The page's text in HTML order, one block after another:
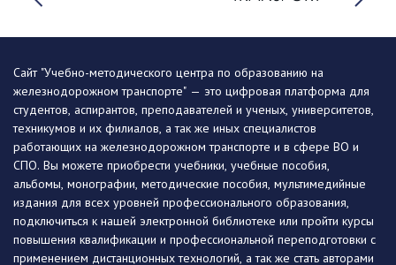
Сайт "Учебно-методического центра по образованию на
железнодорожном транспорте" — это цифровая платформа для
студентов, аспирантов, преподавателей и ученых, университетов,
техникумов и их филиалов, а так же иных специалистов
работающих на железнодорожном транспорте и в сфере ВО и
СПО. Вы можете приобрести учебники, учебные пособия,
альбомы, монографии, методические пособия, мультимедийные
издания для всех уровней профессионального образования,
подключиться к нашей электронной библиотеке или пройти курсы
повышения квалификации и профессиональной переподготовки с
применением дистанционных технологий, а так же стать авторами